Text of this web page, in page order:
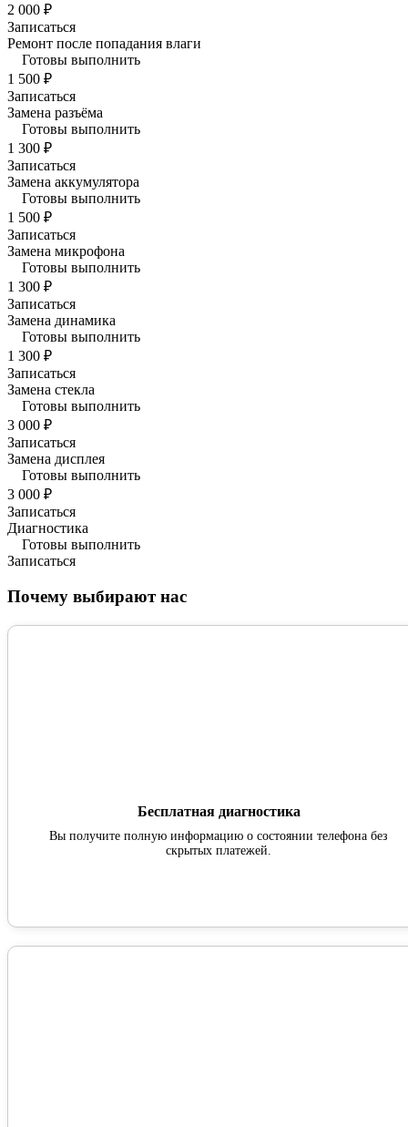
2 000 ₽
Записаться
Ремонт после попадания влаги
Готовы выполнить
1 500 ₽
Записаться
Замена разъёма
Готовы выполнить
1 300 ₽
Записаться
Замена аккумулятора
Готовы выполнить
1 500 ₽
Записаться
Замена микрофона
Готовы выполнить
1 300 ₽
Записаться
Замена динамика
Готовы выполнить
1 300 ₽
Записаться
Замена стекла
Готовы выполнить
3 000 ₽
Записаться
Замена дисплея
Готовы выполнить
3 000 ₽
Записаться
Диагностика
Готовы выполнить
Записаться
Почему выбирают нас
Бесплатная диагностика
Вы получите полную информацию о состоянии телефона без
скрытых платежей.